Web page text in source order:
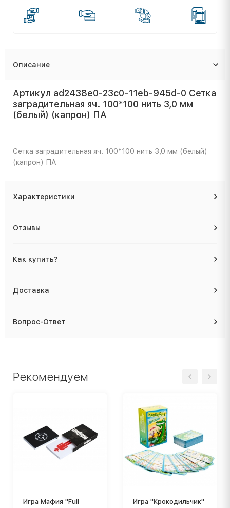
Описание
Артикул ad2438e0-23c0-11eb-945d-0 Сетка
заградительная яч. 100*100 нить 3,0 мм
(белый) (капрон) ПА
Сетка заградительная яч. 100*100 нить 3,0 мм (белый)
(капрон) ПА
Характеристики
Отзывы
Как купить?
Доставка
Вопрос-Ответ
Рекомендуем
Игра Мафия "Full
Игра "Крокодильчик"